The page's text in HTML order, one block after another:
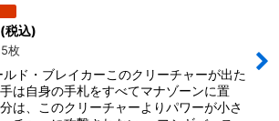
(税込)
枚
ド・ブレイカーこのクリーチャーが出た
は自身の手札をすべてマナゾーンに置
は、このクリーチャーよりパワーが小さ